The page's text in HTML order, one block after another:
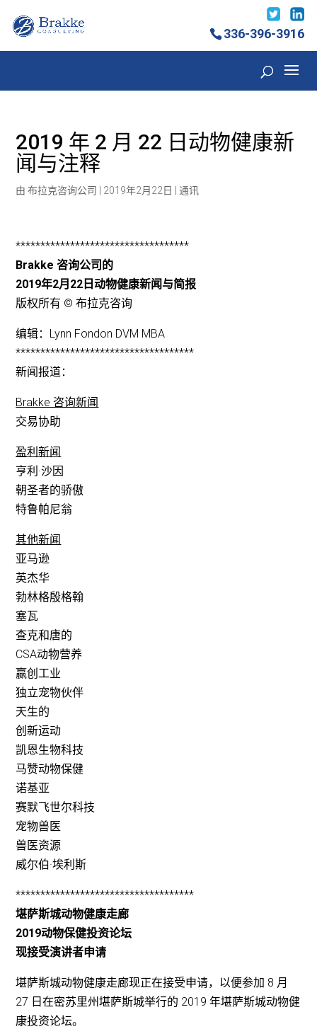
336-396-3916
2019 年 2 月 22 日动物健康新
闻与注释
由布拉克咨询公司 2019年2月22日 |通讯
***********************************
Brakke 咨询公司的
2019年2月22日动物健康新闻与简报
版权所有 © 布拉克咨询
编辑：Lynn Fondon DVM MBA
************************************
新闻报道：
Brakke 咨询新闻
交易协助
盈利新闻
亨利·沙因
朝圣者的骄傲
特鲁帕尼翁
其他新闻
亚马逊
英杰华
勃林格殷格翰
塞瓦
查克和唐的
CSA动物营养
赢创工业
独立宠物伙伴
天生的
创新运动
凯恩生物科技
马赞动物保健
诺基亚
赛默飞世尔科技
宠物兽医
兽医资源
威尔伯·埃利斯
************************************
堪萨斯城动物健康走廊
2019动物保健投资论坛
现接受演讲者申请
堪萨斯城动物健康走廊现正在接受申请，以便参加 8 月
27 日在密苏里州堪萨斯城举行的 2019 年堪萨斯城动物健
康投资论坛。